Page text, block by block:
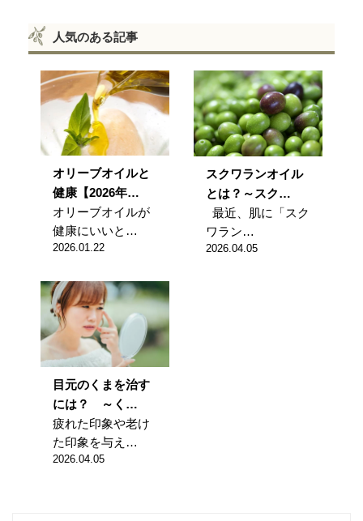
人気のある記事
オリーブオイルと
健康【2026年…
オリーブオイルが
健康にいいと…
2026.01.22
スクワランオイル
とは？～スク…
最近、肌に「スク
ワラン…
2026.04.05
目元のくまを治す
には？ ～く…
疲れた印象や老け
た印象を与え…
2026.04.05